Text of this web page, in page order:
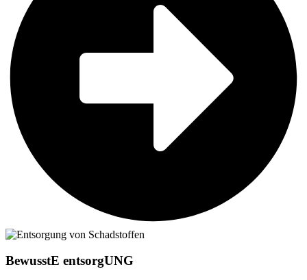
BewusstE entsorgUNG